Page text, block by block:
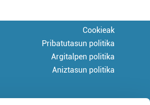
Cookieak
Pribatutasun politika
Argitalpen politika
Aniztasun politika